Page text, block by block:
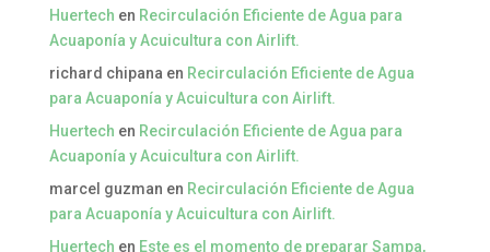
Huertech en Recirculación Eficiente de Agua para
Acuaponía y Acuicultura con Airlift.
richard chipana en Recirculación Eficiente de Agua
para Acuaponía y Acuicultura con Airlift.
Huertech en Recirculación Eficiente de Agua para
Acuaponía y Acuicultura con Airlift.
marcel guzman en Recirculación Eficiente de Agua
para Acuaponía y Acuicultura con Airlift.
Huertech en Este es el momento de preparar Sampa,